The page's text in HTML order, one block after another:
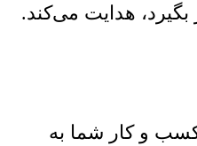
هدایت می‌کند.
و کار شما به